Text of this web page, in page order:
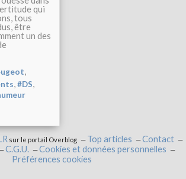
qui
tous
être
un des
,
,#DS,
sur le portail Overblog Top articles
Contact
C.G.U.
Cookies et données personnelles
Préférences cookies